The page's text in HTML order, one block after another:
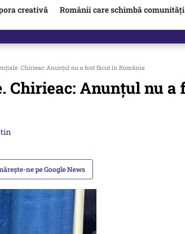
creativă
Românii care schimbă comunități
Chirieac: Anunțul nu a fost făcut în România
Chirieac: Anunțul nu a
ne pe Google News